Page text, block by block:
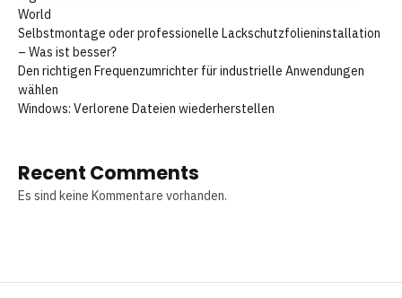
World
Selbstmontage oder professionelle Lackschutzfolieninstallation
– Was ist besser?
Den richtigen Frequenzumrichter für industrielle Anwendungen
wählen
Windows: Verlorene Dateien wiederherstellen
Recent Comments
Es sind keine Kommentare vorhanden.